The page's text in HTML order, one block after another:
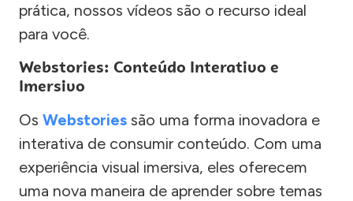
prática, nossos vídeos são o recurso ideal
para você.
Webstories: Conteúdo Interativo e
Imersivo
Os Webstories são uma forma inovadora e
interativa de consumir conteúdo. Com uma
experiência visual imersiva, eles oferecem
uma nova maneira de aprender sobre temas